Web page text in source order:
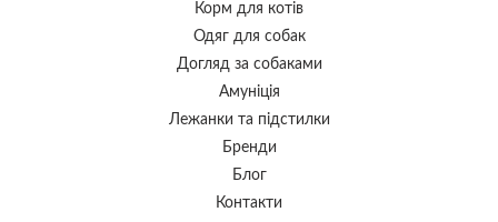
Корм для котів
Одяг для собак
Догляд за собаками
Амуніція
Лежанки та підстилки
Бренди
Блог
Контакти